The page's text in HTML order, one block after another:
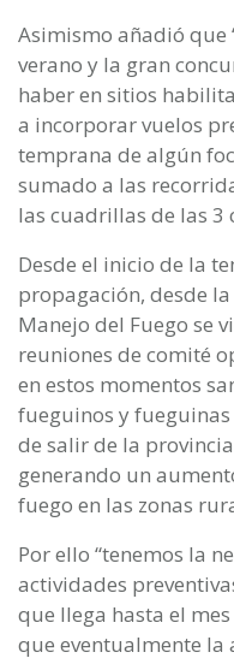
Asimismo añadió que
verano y la gran
haber en sitios
a incorporar vuelos
temprana de algún
sumado a las
las cuadrillas de las 3
Desde el inicio de la
propagación, desde
Manejo del Fuego se
reuniones de comité
en estos momentos
fueguinos y
de salir de la
generando un
fuego en las zonas
Por ello “tenemos la
actividades
que llega hasta el
que eventualmente la